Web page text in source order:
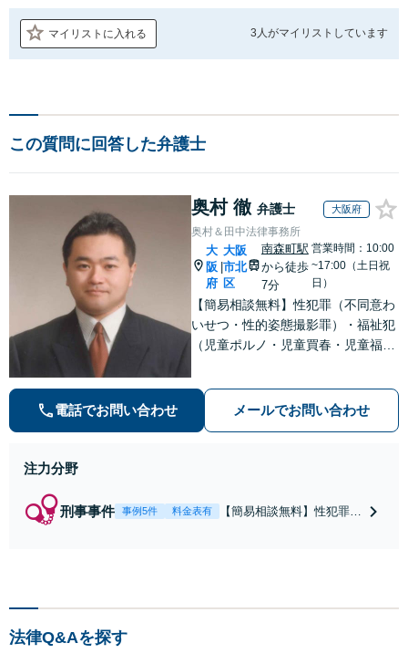
マイリストに入れる 3人がマイリストしています
この質問に回答した弁護士
奥村 徹 弁護士 大阪府
奥村＆田中法律事務所
大
阪
府
大阪
市北
区
南森町駅
から徒歩
7分
営業時間：10:00
~17:00（土日祝
日）
【簡易相談無料】性犯罪（不同意わ
いせつ・性的姿態撮影罪）・福祉犯
（児童ポルノ・児童買春・児童福祉
等）に非常に詳しい弁護士です
電話でお問い合わせ メールでお問い合わせ
注力分野
刑事事件 事例5件 料金表有
【簡易相談無料】性犯罪
法律Q&Aを探す